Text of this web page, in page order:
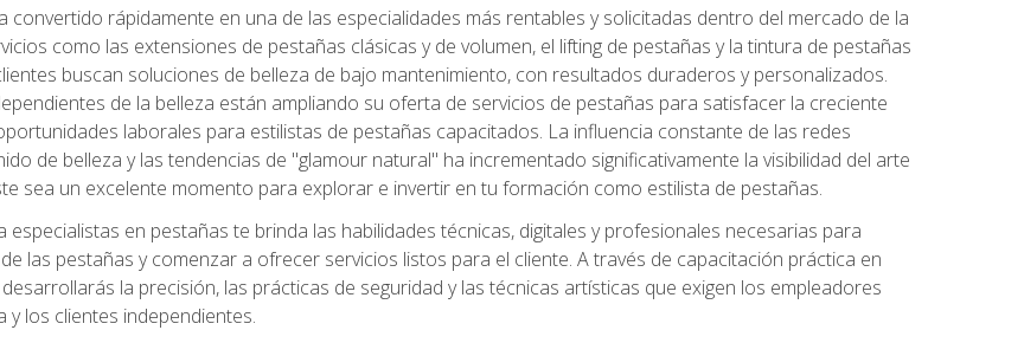
convertido rápidamente en una de las especialidades más rentables y solicitadas dentro del mercado de la
como las extensiones de pestañas clásicas y de volumen, el lifting de pestañas y la tintura de pestañas
buscan soluciones de belleza de bajo mantenimiento, con resultados duraderos y personalizados.
de la belleza están ampliando su oferta de servicios de pestañas para satisfacer la creciente
laborales para estilistas de pestañas capacitados. La influencia constante de las redes
de belleza y las tendencias de "glamour natural" ha incrementado significativamente la visibilidad del arte
sea un excelente momento para explorar e invertir en tu formación como estilista de pestañas.
en pestañas te brinda las habilidades técnicas, digitales y profesionales necesarias para
las pestañas y comenzar a ofrecer servicios listos para el cliente. A través de capacitación práctica en
la precisión, las prácticas de seguridad y las técnicas artísticas que exigen los empleadores
los clientes independientes.